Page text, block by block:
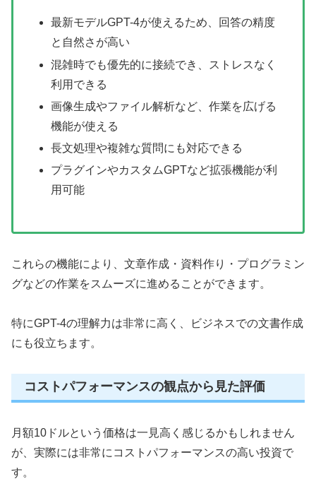
最新モデルGPT-4が使えるため、回答の精度
と自然さが高い
混雑時でも優先的に接続でき、ストレスなく
利用できる
画像生成やファイル解析など、作業を広げる
機能が使える
長文処理や複雑な質問にも対応できる
プラグインやカスタムGPTなど拡張機能が利
用可能
これらの機能により、文章作成・資料作り・プログラミン
グなどの作業をスムーズに進めることができます。
特にGPT-4の理解力は非常に高く、ビジネスでの文書作成
にも役立ちます。
コストパフォーマンスの観点から見た評価
月額10ドルという価格は一見高く感じるかもしれません
が、実際には非常にコストパフォーマンスの高い投資で
す。